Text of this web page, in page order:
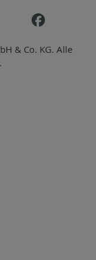
& Co. KG. Alle